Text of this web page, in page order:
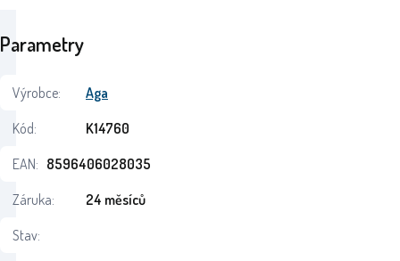
Parametry
Výrobce:
Aga
Kód:
K14760
EAN: 8596406028035
Záruka:
24 měsíců
Stav: